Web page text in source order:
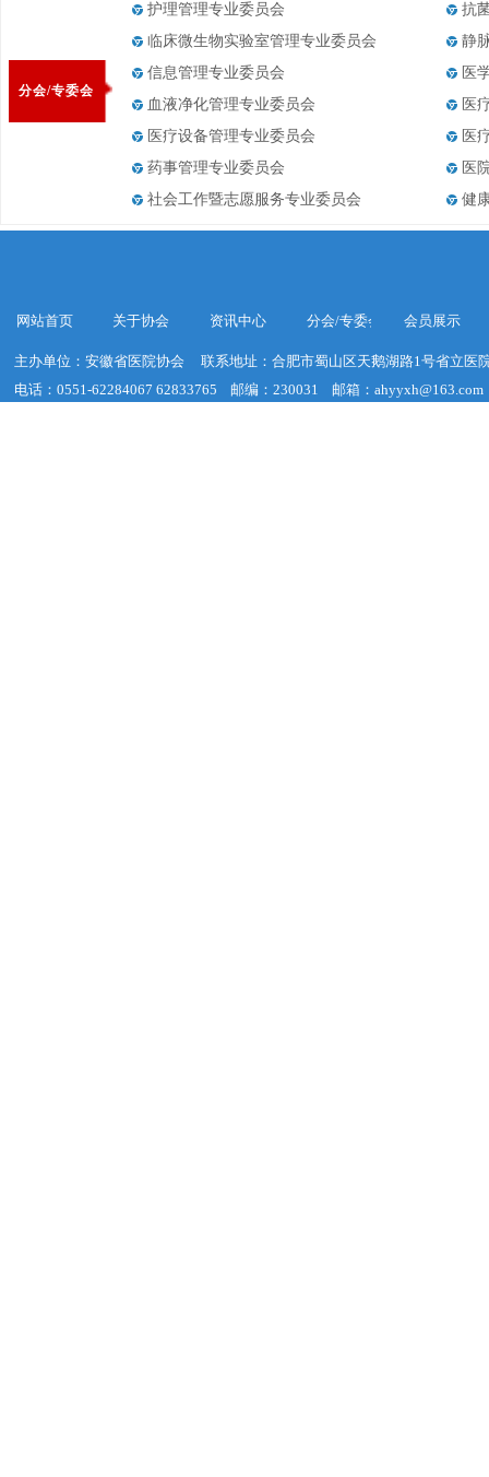
主办单位：安徽省医院协会
联系地址：合肥市蜀山区天鹅湖路1号省立医
电话：0551-62284067 62833765 邮编：230031
邮箱：ahyyxh@163.com
网站首页 关于协会 资讯中心 分会/专委会 会员展示
分会/专委会
护理管理专业委员会
抗
临床微生物实验室管理专业委员会
静
信息管理专业委员会
医
血液净化管理专业委员会
医
医疗设备管理专业委员会
医
药事管理专业委员会
医
社会工作暨志愿服务专业委员会
健